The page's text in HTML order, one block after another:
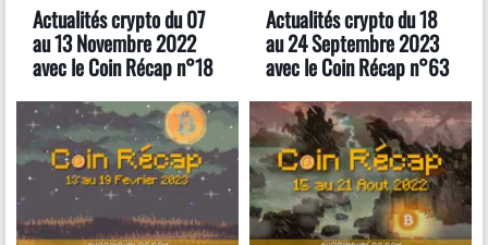
Actualités crypto du 07
au 13 Novembre 2022
avec le Coin Récap n°18
Actualités crypto du 18
au 24 Septembre 2023
avec le Coin Récap n°63